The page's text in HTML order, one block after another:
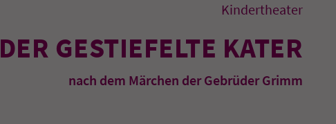
Kindertheater
DER GESTIEFELTE KATER
nach dem Märchen der Gebrüder Grimm